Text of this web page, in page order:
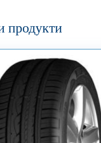
продукти